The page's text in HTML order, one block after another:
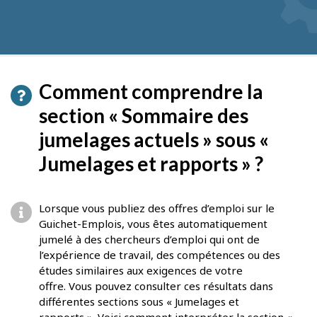
Comment comprendre la
section « Sommaire des
jumelages actuels » sous «
Jumelages et rapports » ?
Lorsque vous publiez des offres d’emploi sur le
Guichet-Emplois, vous êtes automatiquement
jumelé à des chercheurs d’emploi qui ont de
l’expérience de travail, des compétences ou des
études similaires aux exigences de votre
offre. Vous pouvez consulter ces résultats dans
différentes sections sous « Jumelages et